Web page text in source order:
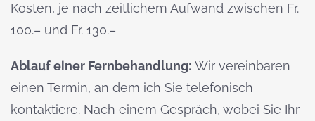
Kosten, je nach zeitlichem Aufwand zwischen Fr.
100.– und Fr. 130.–
Ablauf einer Fernbehandlung: Wir vereinbaren
einen Termin, an dem ich Sie telefonisch
kontaktiere. Nach einem Gespräch, wobei Sie Ihr